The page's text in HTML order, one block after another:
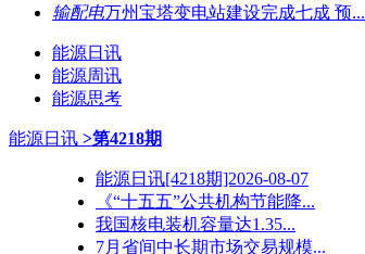
输配电万州宝塔变电站建设完成七成 预...
能源日讯
能源周讯
能源思考
能源日讯 >第4218期
能源日讯[4218期]2026-08-07
《“十五五”公共机构节能降...
我国核电装机容量达1.35...
7月省间中长期市场交易规模...